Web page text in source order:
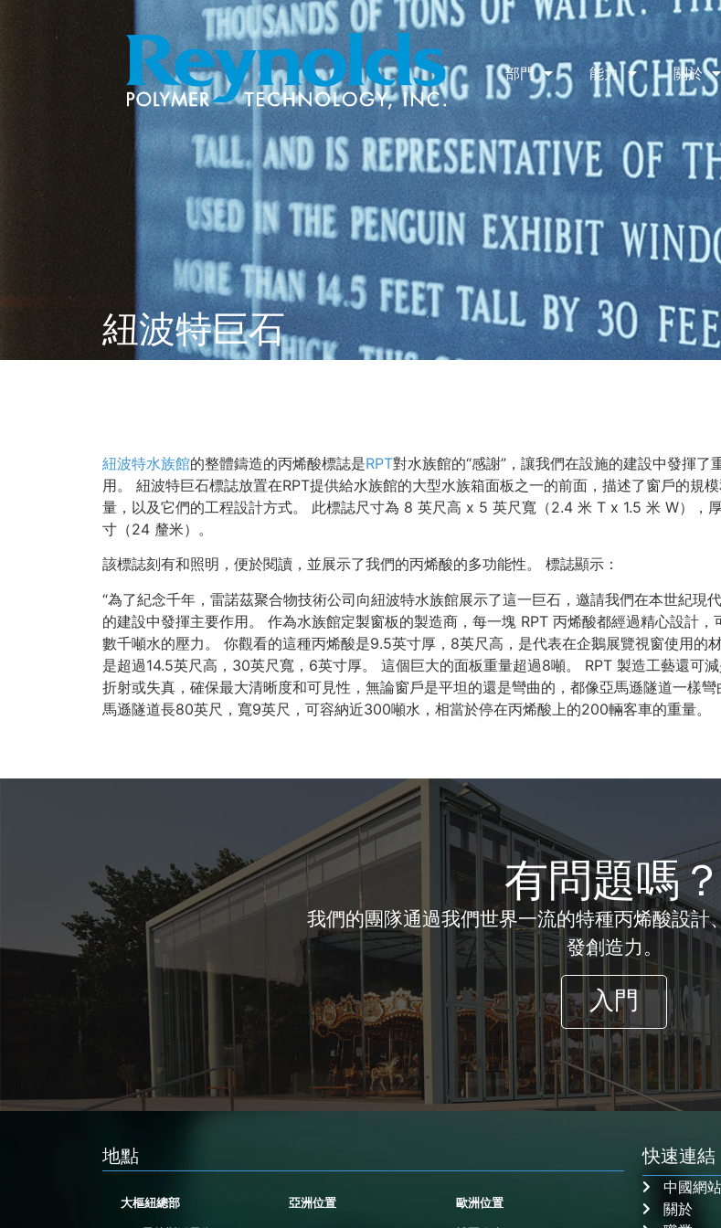
部門 能力 關於
紐波特巨石
紐波特水族館的整體鑄造的丙烯酸標誌是RPT對水族館的“感謝”，讓我們在設施的建設中發揮了
用。 紐波特巨石標誌放置在RPT提供給水族館的大型水族箱面板之一的前面，描述了窗戶的規
量，以及它們的工程設計方式。 此標誌尺寸為 8 英尺高 x 5 英尺寬（2.4 米 T x 1.5 米 W），
寸（24 釐米）。
該標誌刻有和照明，便於閱讀，並展示了我們的丙烯酸的多功能性。 標誌顯示：
“為了紀念千年，雷諾茲聚合物技術公司向紐波特水族館展示了這一巨石，邀請我們在本世紀現
的建設中發揮主要作用。 作為水族館定製窗板的製造商，每一塊 RPT 丙烯酸都經過精心設計，
數千噸水的壓力。 你觀看的這種丙烯酸是9.5英寸厚，8英尺高，是代表在企鵝展覽視窗使用的
是超過14.5英尺高，30英尺寬，6英寸厚。 這個巨大的面板重量超過8噸。 RPT 製造工藝還可
折射或失真，確保最大清晰度和可見性，無論窗戶是平坦的還是彎曲的，都像亞馬遜隧道一樣彎
馬遜隧道長80英尺，寬9英尺，可容納近300噸水，相當於停在丙烯酸上的200輛客車的重量。
有問題嗎
我們的團隊通過我們世界一流的特種丙烯酸設計
發創造力。
入門
地點
大樞紐總部 亞洲位置 歐洲位置
快速連結
中國網站
關於